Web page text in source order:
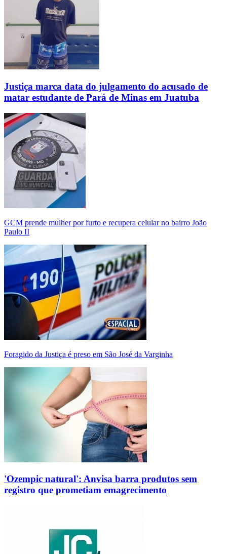
Justiça marca data do julgamento do acusado de
matar estudante de Pará de Minas em Juatuba
GCM prende mulher por furto e recupera celular no bairro João
Paulo II
Foragido da Justiça é preso em São José da Varginha
'Ozempic natural': Anvisa barra produtos sem
registro que prometiam emagrecimento